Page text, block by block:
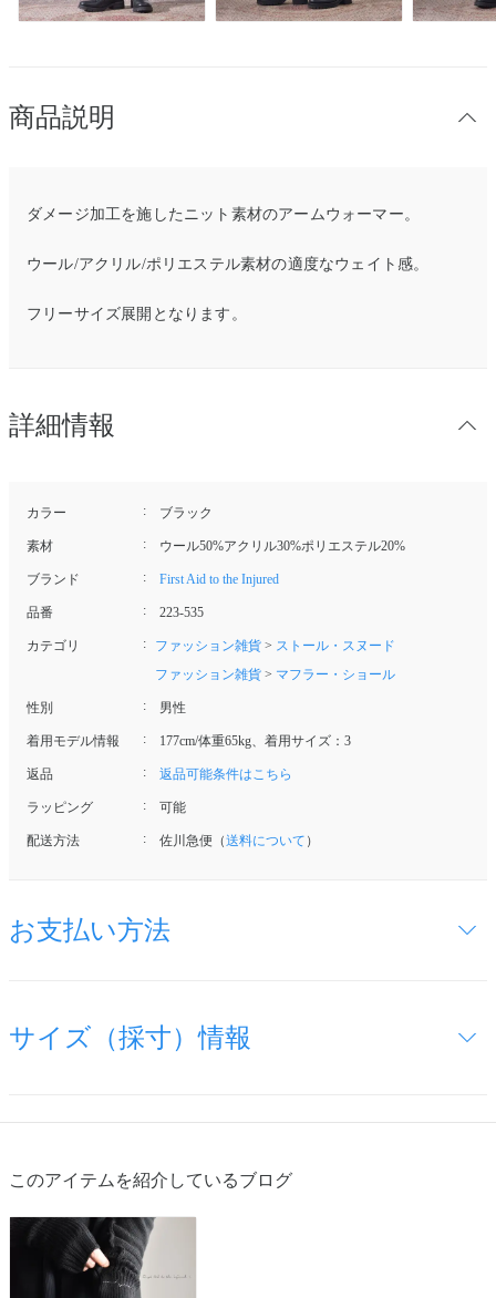
商品説明
ダメージ加工を施したニット素材のアームウォーマー。
ウール/アクリル/ポリエステル素材の適度なウェイト感。
フリーサイズ展開となります。
詳細情報
カラー ブラック
素材 ウール50%アクリル30%ポリエステル20%
ブランド First Aid to the Injured
品番 223-535
カテゴリ ファッション雑貨 > ストール・スヌード
ファッション雑貨 > マフラー・ショール
性別 男性
着用モデル情報 177cm/体重65kg、着用サイズ：3
返品 返品可能条件はこちら
ラッピング 可能
配送方法 佐川急便（送料について ）
お支払い方法
サイズ（採寸）情報
このアイテムを紹介しているブログ